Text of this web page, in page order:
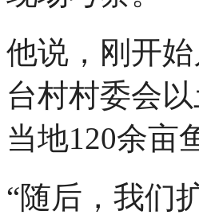
他说，刚开
台村村委会
当地120余亩
“随后，我们